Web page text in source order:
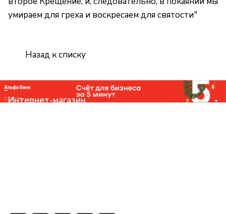
умираем для греха и воскресаем для святости"
Назад к списку
Интернет-магазин